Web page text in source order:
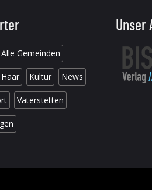
Alle Gemeinden
Haar Kultur News
Vaterstetten
Unser